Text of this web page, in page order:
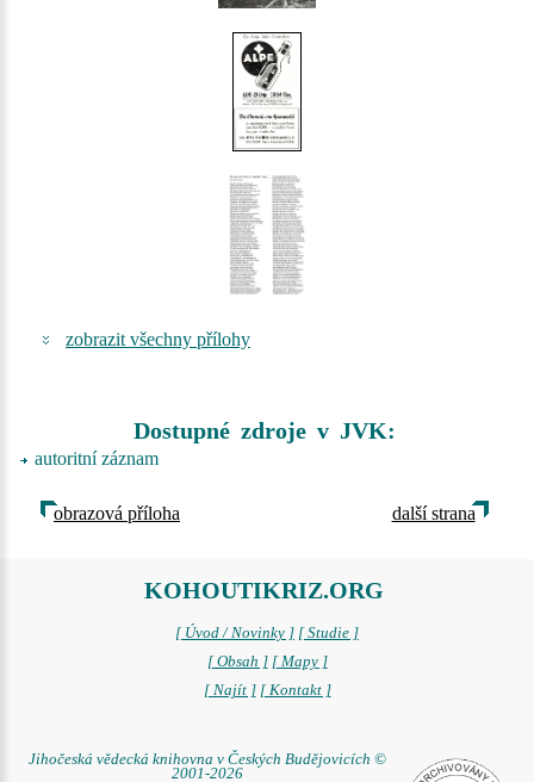
zobrazit všechny přílohy
Dostupné zdroje v JVK:
autoritní záznam
obrazová příloha další strana
KOHOUTIKRIZ.ORG
[ Úvod / Novinky ] [ Studie ]
[ Obsah ] [ Mapy ]
[ Najít ] [ Kontakt ]
Jihočeská vědecká knihovna v Českých Budějovicích ©
2001-2026